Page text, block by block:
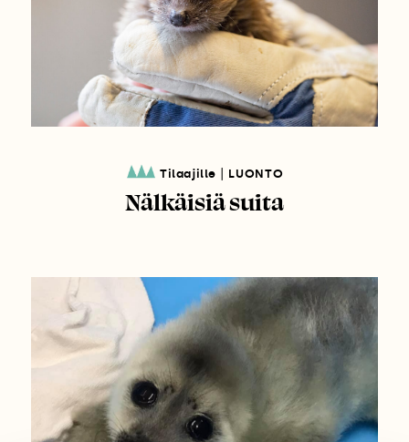
Tilaajille LUONTO
Nälkäisiä suita